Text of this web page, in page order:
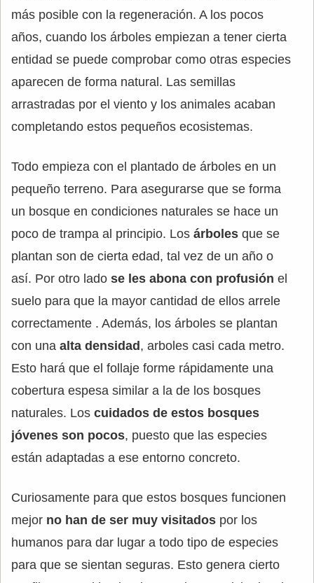
más posible con la regeneración. A los pocos
años, cuando los árboles empiezan a tener cierta
entidad se puede comprobar como otras especies
aparecen de forma natural. Las semillas
arrastradas por el viento y los animales acaban
completando estos pequeños ecosistemas.
Todo empieza con el plantado de árboles en un
pequeño terreno. Para asegurarse que se forma
un bosque en condiciones naturales se hace un
poco de trampa al principio. Los árboles que se
plantan son de cierta edad, tal vez de un año o
así. Por otro lado se les abona con profusión el
suelo para que la mayor cantidad de ellos arrele
correctamente . Además, los árboles se plantan
con una alta densidad , arboles casi cada metro.
Esto hará que el follaje forme rápidamente una
cobertura espesa similar a la de los bosques
naturales. Los cuidados de estos bosques
jóvenes son pocos, puesto que las especies
están adaptadas a ese entorno concreto.
Curiosamente para que estos bosques funcionen
mejor no han de ser muy visitados por los
humanos para dar lugar a todo tipo de especies
para que se sientan seguras. Esto genera cierto